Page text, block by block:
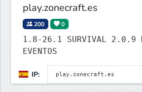
play.zonecraft.es
200 0
1.8-26.1 SURVIVAL 2.0.9 KOTHS Y
EVENTOS
IP: